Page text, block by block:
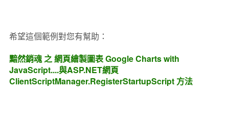
希望這個範例對您有幫助：
黯然銷魂 之 網頁繪製圖表 Google Charts with
JavaScript....與ASP.NET網頁
ClientScriptManager.RegisterStartupScript 方法